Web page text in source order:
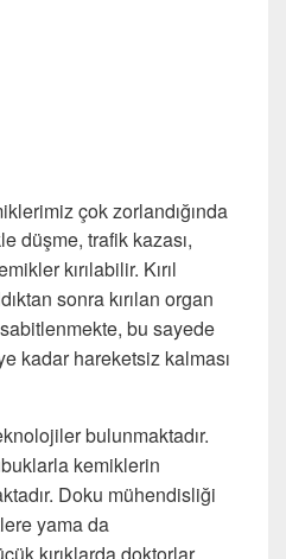
çok zorlandığında
düşme, trafik kazası,
kırılabilir. Kırıl
sonra kırılan organ
sabitlenmekte, bu sayede
kadar hareketsiz kalması
bulunmaktadır.
kemiklerin
Doku mühendisliği
yama da